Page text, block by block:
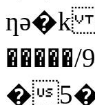
ƞә�k
�����ܔ�7���#�9/
��5B�j��z��l�2�